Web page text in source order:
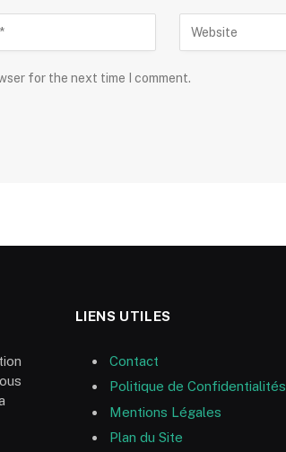
for the next time I comment.
LIENS UTILES
Contact
Politique de Confidentialités
Mentions Légales
Plan du Site